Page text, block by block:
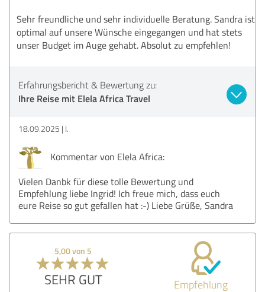
Sehr freundliche und sehr individuelle Beratung. Sandra ist
optimal auf unsere Wünsche eingegangen und hat stets
unser Budget im Auge gehabt. Absolut zu empfehlen!
Erfahrungsbericht & Bewertung zu:
Ihre Reise mit Elela Africa Travel
18.09.2025 I.
Kommentar von Elela Africa:
Vielen Danbk für diese tolle Bewertung und
Empfehlung liebe Ingrid! Ich freue mich, dass euch
eure Reise so gut gefallen hat :-) Liebe Grüße, Sandra
5,00 von 5
SEHR GUT Empfehlung